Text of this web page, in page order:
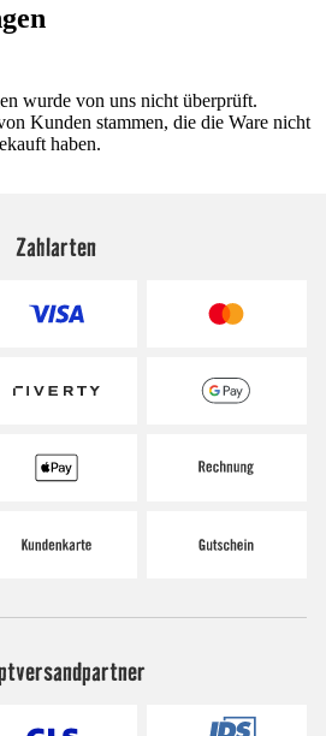
wurde von uns nicht überprüft.
Kunden stammen, die die Ware nicht
haben.
Zahlarten